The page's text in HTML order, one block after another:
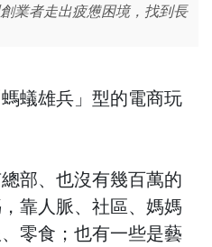
業者走出疲憊困境，找到長
蟻雄兵」型的電商玩
部、也沒有幾百萬的
靠人脈、社區、媽媽
零食；也有一些是藝